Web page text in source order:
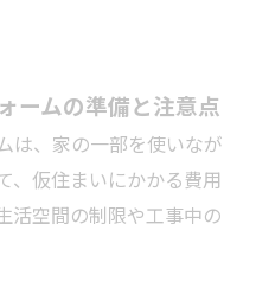
ームの準備と注意点
は、家の一部を使いなが
、仮住まいにかかる費用
活空間の制限や工事中の